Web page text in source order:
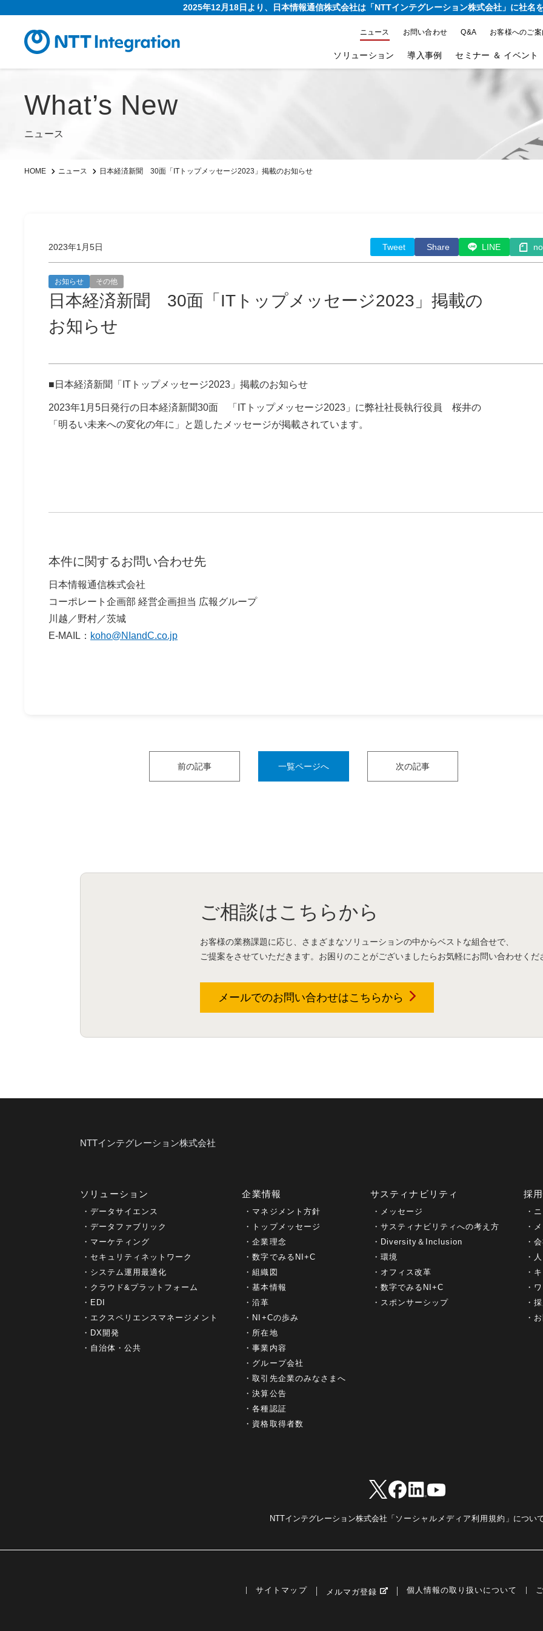
2025年12月18日より、日本情報通信株式会社は「NTTインテグレーション株式会社」に社名
ニュース お問い合わせ Q&A お客様へのご
ソリューション 導入事例 セミナー ＆ イベント
What’s New
ニュース
HOME ニュース 日本経済新聞 30面「ITトップメッセージ2023」掲載のお知らせ
2023年1月5日 Tweet Share LINE
お知らせ その他
日本経済新聞 30面「ITトップメッセージ2023」掲載の
お知らせ
■日本経済新聞「ITトップメッセージ2023」掲載のお知らせ
2023年1月5日発行の日本経済新聞30面 「ITトップメッセージ2023」に弊社社長執行役員 桜井の
「明るい未来への変化の年に」と題したメッセージが掲載されています。
本件に関するお問い合わせ先
日本情報通信株式会社
コーポレート企画部 経営企画担当 広報グループ
川越／野村／茨城
E-MAIL： koho@NIandC.co.jp
前の記事 一覧ページへ 次の記事
ご相談はこちらから
お客様の業務課題に応じ、さまざまなソリューションの中からベストな組合せで、
ご提案をさせていただきます。お困りのことがございましたらお気軽にお問い合わせくだ
メールでのお問い合わせはこちらから
NTTインテグレーション株式会社
ソリューション
データサイエンス
データファブリック
マーケティング
セキュリティネットワーク
システム運用最適化
クラウド&プラットフォーム
EDI
エクスペリエンスマネージメント
DX開発
自治体・公共
企業情報
マネジメント方針
トップメッセージ
企業理念
数字でみるNI+C
組織図
基本情報
沿革
NI+Cの歩み
所在地
事業内容
グループ会社
取引先企業のみなさまへ
決算公告
各種認証
資格取得者数
サスティナビリティ
メッセージ
サスティナビリティへの考え方
Diversity＆Inclusion
環境
オフィス改革
数字でみるNI+C
スポンサーシップ
採
NTTインテグレーション株式会社「 ソーシャルメディア利用規約 」につい
サイトマップ メルマガ登録 個人情報の取り扱いについて